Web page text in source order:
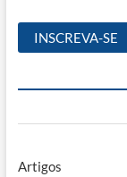
Artigos